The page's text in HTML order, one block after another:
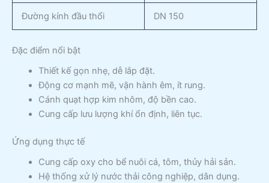
Đường kính đầu thổi DN 150
Đặc điểm nổi bật
Thiết kế gọn nhẹ, dễ lắp đặt.
Động cơ mạnh mẽ, vận hành êm, ít rung.
Cánh quạt hợp kim nhôm, độ bền cao.
Cung cấp lưu lượng khí ổn định, liên tục.
Ứng dụng thực tế
Cung cấp oxy cho bể nuôi cá, tôm, thủy hải sản.
Hệ thống xử lý nước thải công nghiệp, dân dụng.